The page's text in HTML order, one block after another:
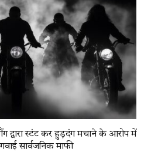
द्वारा स्टंट कर हुड़दंग मचाने के आरोप में
सार्वजनिक माफी